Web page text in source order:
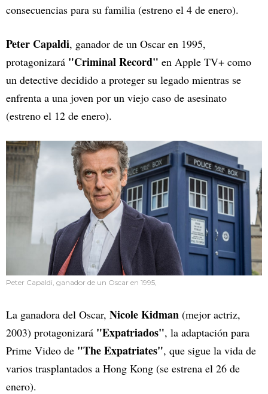
consecuencias para su familia (estreno el 4 de enero).
Peter Capaldi, ganador de un Oscar en 1995,
protagonizará "Criminal Record" en Apple TV+ como
un detective decidido a proteger su legado mientras se
enfrenta a una joven por un viejo caso de asesinato
(estreno el 12 de enero).
Peter Capaldi, ganador de un Oscar en 1995,
La ganadora del Oscar, Nicole Kidman (mejor actriz,
2003) protagonizará "Expatriados", la adaptación para
Prime Video de "The Expatriates", que sigue la vida de
varios trasplantados a Hong Kong (se estrena el 26 de
enero).